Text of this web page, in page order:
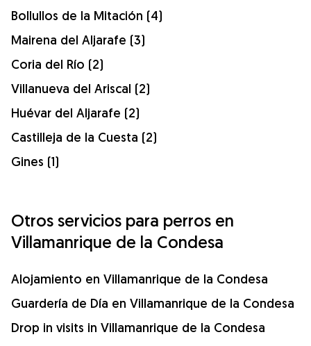
Bollullos de la Mitación (4)
Mairena del Aljarafe (3)
Coria del Río (2)
Villanueva del Ariscal (2)
Huévar del Aljarafe (2)
Castilleja de la Cuesta (2)
Gines (1)
Otros servicios para perros en
Villamanrique de la Condesa
Alojamiento en Villamanrique de la Condesa
Guardería de Día en Villamanrique de la Condesa
Drop in visits in Villamanrique de la Condesa